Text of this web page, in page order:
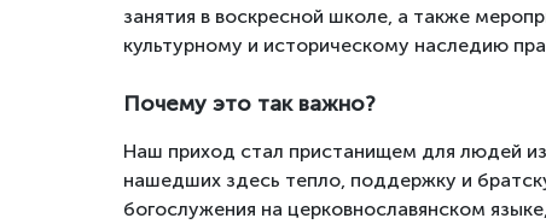
занятия в воскресной школе, а также
культурному и историческому наследию
Почему это так важно?
Наш приход стал пристанищем для людей из
нашедших здесь тепло, поддержку и
богослужения на церковнославянском